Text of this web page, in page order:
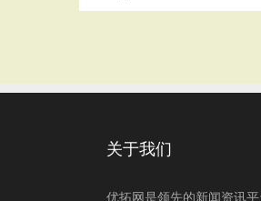
关于我们
优拓网是领先的新闻资讯